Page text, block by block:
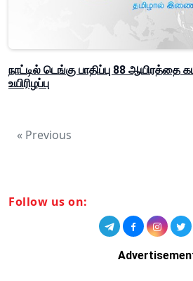
நாட்டில் டெங்கு பாதிப்பு 88 ஆயிரத்தை
உயிரிழப்பு
« Previous
Follow us on: